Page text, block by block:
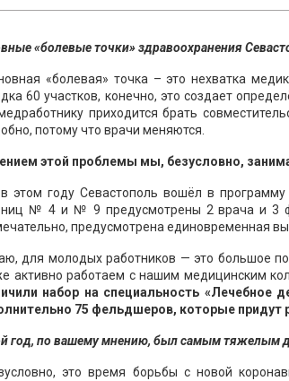
«болевые точки» здравоохранения
«болевая» точка – это нехватка
60 участков, конечно, это создает
приходится брать
потому что врачи меняются.
этой проблемы мы, безусловно,
этом году Севастополь вошёл в
№ 4 и № 9 предусмотрены 2 врача и 3
предусмотрена единовременная
для молодых работников — это большое
активно работаем с нашим медицинским
набор на специальность «Лечебное
75 фельдшеров, которые придут
год, по вашему мнению, был самым тяжелым
это время борьбы с новой